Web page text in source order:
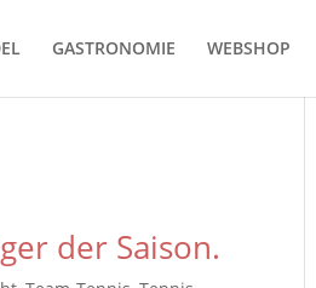
GASTRONOMIE WEBSHOP
der Saison.